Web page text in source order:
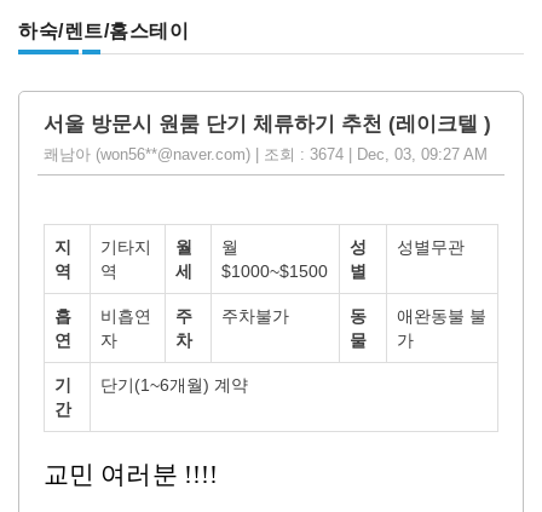
하숙/렌트/홈스테이
서울 방문시 원룸 단기 체류하기 추천 (레이크텔 )
쾌남아 (won56**@naver.com) | 조회 : 3674 | Dec, 03, 09:27 AM
지
역
기타지
역
월
세
월
$1000~$1500
성
별
성별무관
흡
연
비흡연
자
주
차
주차불가
동
물
애완동불 불
가
기
간
단기(1~6개월) 계약
교민 여러분 !!!!